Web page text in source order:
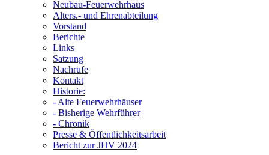
Neubau-Feuerwehrhaus
Alters.- und Ehrenabteilung
Vorstand
Berichte
Links
Satzung
Nachrufe
Kontakt
Historie:
- Alte Feuerwehrhäuser
- Bisherige Wehrführer
- Chronik
Presse & Öffentlichkeitsarbeit
Bericht zur JHV 2024